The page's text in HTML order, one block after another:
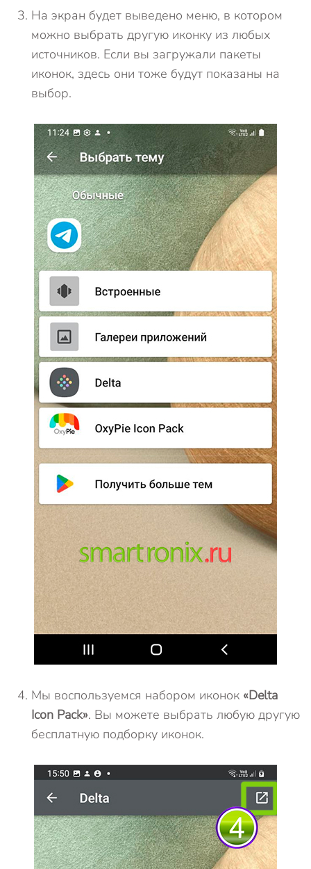
На экран будет выведено меню, в котором
можно выбрать другую иконку из любых
источников. Если вы загружали пакеты
иконок, здесь они тоже будут показаны на
выбор.
Мы воспользуемся набором иконок «Delta
Icon Pack». Вы можете выбрать любую другую
бесплатную подборку иконок.